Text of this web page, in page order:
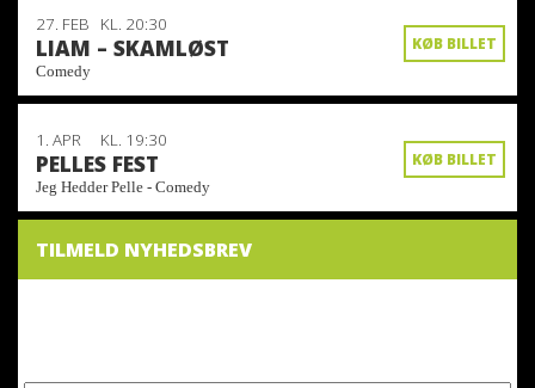
27. FEB KL. 20:30
LIAM – SKAMLØST
Comedy
KØB BILLET
1. APR KL. 19:30
PELLES FEST
Jeg Hedder Pelle - Comedy
KØB BILLET
TILMELD NYHEDSBREV